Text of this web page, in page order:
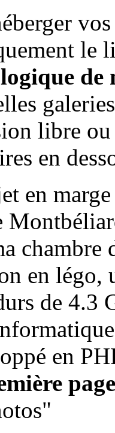
le
de
libre
en
en
chambre
en légo,
de 4.3
en